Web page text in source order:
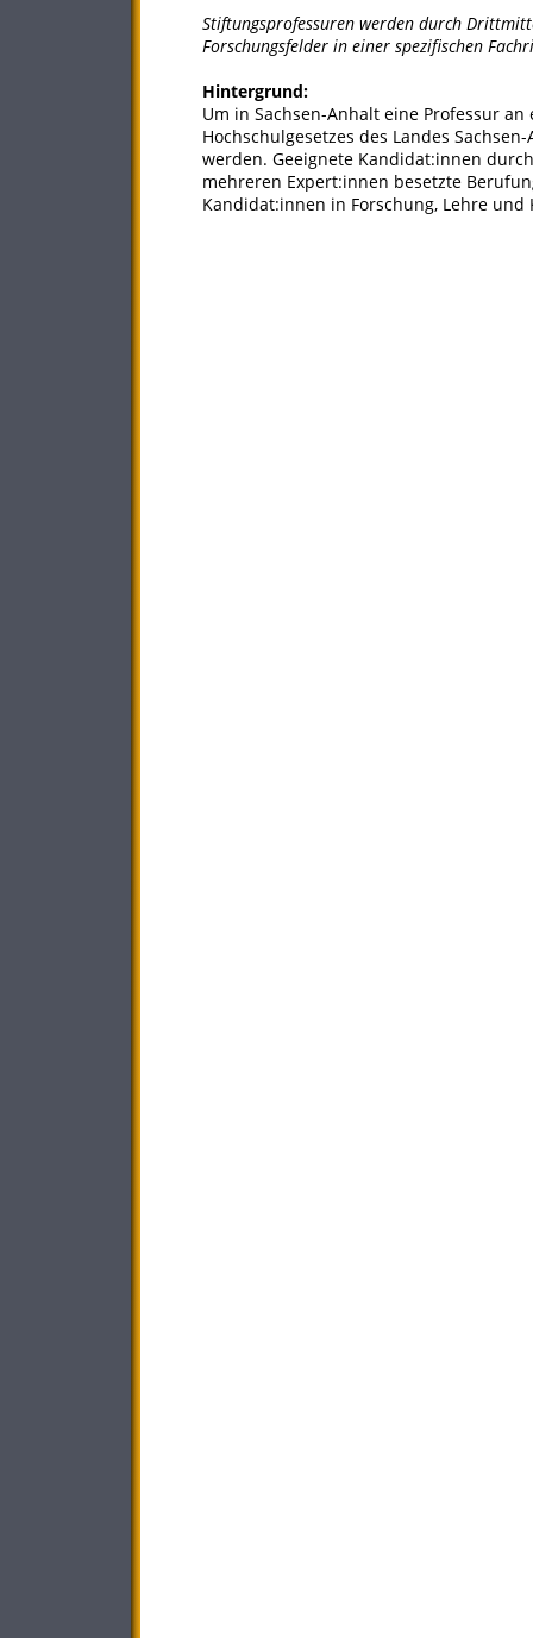
Stiftungsprofessuren werden durch
Forschungsfelder in einer spezifischen
Hintergrund:
Um in Sachsen-Anhalt eine Professur
Hochschulgesetzes des Landes
werden. Geeignete Kandidat:innen
mehreren Expert:innen besetzte
Kandidat:innen in Forschung, Lehre und